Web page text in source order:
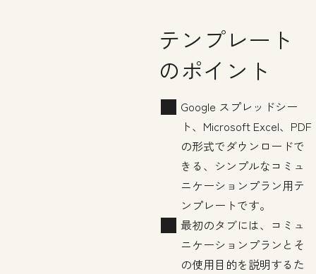
テンプレート
のポイント
Google スプレッドシー
ト、Microsoft Excel、PDF
の形式でダウンロードで
きる、シンプルなコミュ
ニケーションプラン用テ
ンプレートです。
最初のタブには、コミュ
ニケーションプランとそ
の使用目的を説明するた